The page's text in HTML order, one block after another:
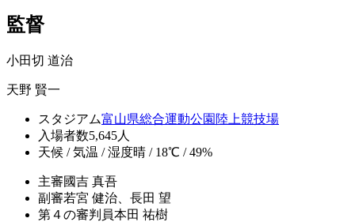
監督
小田切 道治
天野 賢一
スタジアム富山県総合運動公園陸上競技場
入場者数5,645人
天候 / 気温 / 湿度晴 / 18℃ / 49%
主審國吉 真吾
副審若宮 健治、長田 望
第４の審判員本田 祐樹